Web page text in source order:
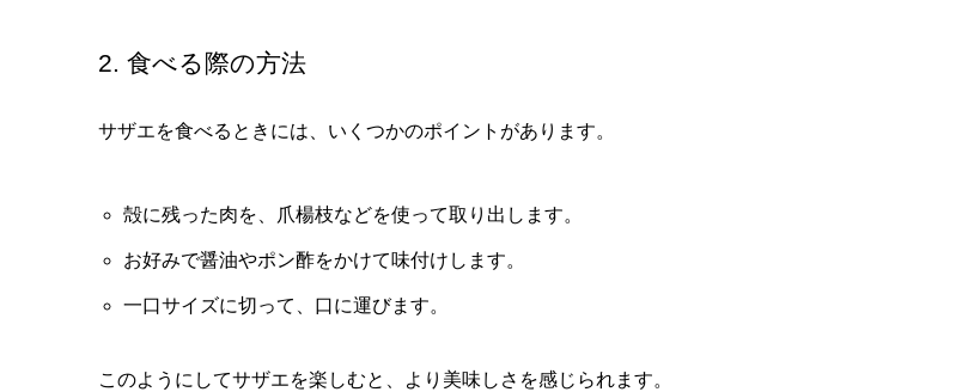
2. 食べる際の方法
サザエを食べるときには、いくつかのポイントがあります。
殻に残った肉を、爪楊枝などを使って取り出します。
お好みで醤油やポン酢をかけて味付けします。
一口サイズに切って、口に運びます。
このようにしてサザエを楽しむと、より美味しさを感じられます。